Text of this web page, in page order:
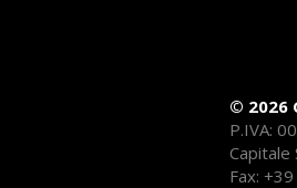
© 2026
P.IVA:
Capitale
Fax: